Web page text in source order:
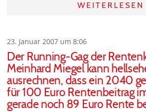
WEITERLESEN
23. Januar 2007 um 8:06
Der Running-Gag der
Meinhard Miegel kann
ausrechnen, dass ein 2040
für 100 Euro Rentenbeitrag
gerade noch 89 Euro Rente